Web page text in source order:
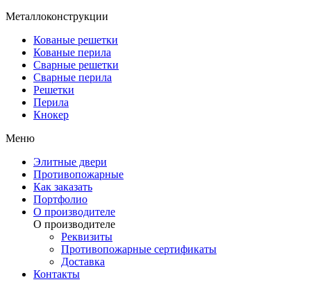
Металлоконструкции
Кованые решетки
Кованые перила
Сварные решетки
Сварные перила
Решетки
Перила
Кнокер
Меню
Элитные двери
Противопожарные
Как заказать
Портфолио
О производителе
О производителе
Реквизиты
Противопожарные сертификаты
Доставка
Контакты